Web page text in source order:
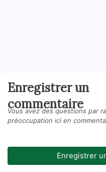
Enregistrer un
commentaire
Vous avez des questions par
préoccupation ici en
Enregistrer